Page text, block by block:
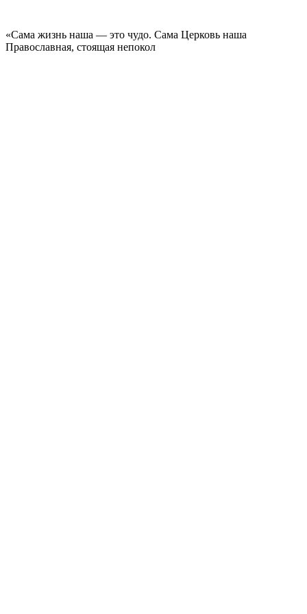
«Сама жизнь наша — это чудо. Сама Церковь наша
Православная, стоящая непокол